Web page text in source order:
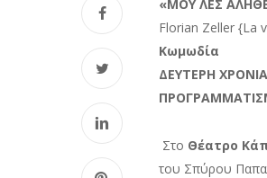
«ΜΟΥ ΛΕΣ
Florian Zeller {La
Κωμωδία
ΔΕΥΤΕΡΗ
Στο Θέατρο
του Σπύρου